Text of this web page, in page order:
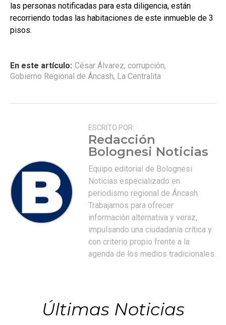
las personas notificadas para esta diligencia, están
recorriendo todas las habitaciones de este inmueble de 3
pisos.
En este artículo: César Álvarez, corrupción,
Gobierno Regional de Áncash, La Centralita
ESCRITO POR:
Redacción
Bolognesi Noticias
Equipo editorial de Bolognesi
Noticias especializado en
periodismo regional de Áncash.
Trabajamos para ofrecer
información alternativa y veraz,
impulsando una ciudadanía crítica y
con criterio propio frente a la
agenda de los medios tradicionales.
Últimas Noticias